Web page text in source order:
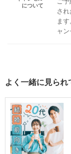
について
さ
ま
ャ
よく一緒に見ら